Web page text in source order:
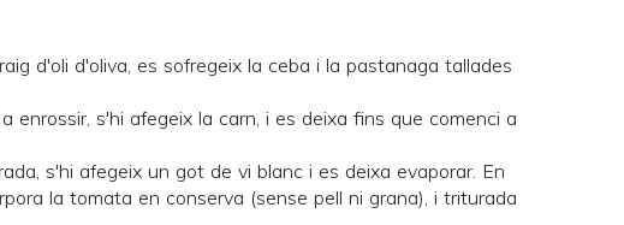
d'oli d'oliva, es sofregeix la ceba i la pastanaga tallades
enrossir, s'hi afegeix la carn, i es deixa fins que comenci a
s'hi afegeix un got de vi blanc i es deixa evaporar. En
la tomata en conserva (sense pell ni grana), i triturada